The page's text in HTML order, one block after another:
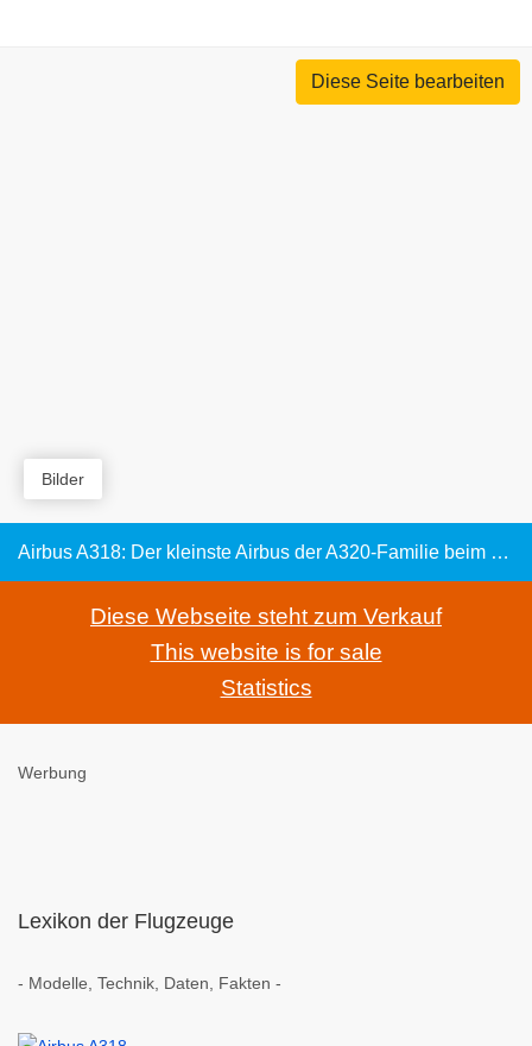
Diese Seite bearbeiten
Bilder
Airbus A318: Der kleinste Airbus der A320-Familie beim Landeanflug
Diese Webseite steht zum Verkauf
This website is for sale
Statistics
Werbung
Lexikon der Flugzeuge
- Modelle, Technik, Daten, Fakten -